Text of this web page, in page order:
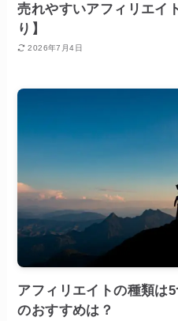
売れやすいアフィリエイ
り】
2026年7月4日
アフィリエイトの種類は
のおすすめは？